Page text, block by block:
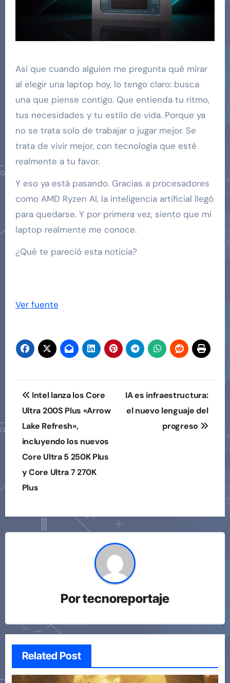
Así que cuando alguien me pregunta qué mirar
al elegir una laptop hoy, lo tengo claro: busca
una que piense contigo. Que entienda tu ritmo,
tus necesidades y tu estilo de vida. Porque ya
no se trata solo de trabajar o jugar mejor. Se
trata de vivir mejor, con tecnología que esté
realmente a tu favor.
Y eso ya está pasando. Gracias a procesadores
como AMD Ryzen AI, la inteligencia artificial llegó
para quedarse. Y por primera vez, siento que mi
laptop realmente me conoce.
¿Qué te pareció esta noticia?
Ver fuente
Navegación
de
entradas
Intel lanza los Core
Ultra 200S Plus «Arrow
Lake Refresh»,
incluyendo los nuevos
Core Ultra 5 250K Plus
y Core Ultra 7 270K
Plus
IA es infraestructura:
el nuevo lenguaje del
progreso
Portecnoreportaje
Related Post